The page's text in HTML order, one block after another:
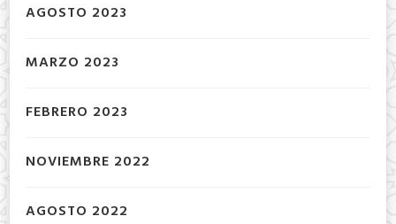
AGOSTO 2023
MARZO 2023
FEBRERO 2023
NOVIEMBRE 2022
AGOSTO 2022